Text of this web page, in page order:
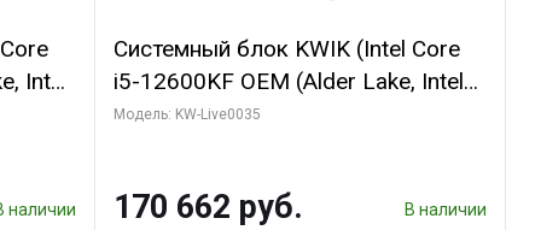
Intel
наличии
Системный блок KWIK (Intel Core
i5-12600KF OEM (Alder Lake, Intel
7, C10 4EC/6PC// 64 ГБ ОЗУ/ Ninja
SSD)
Модель: KW-Live0035
170 662 руб. В наличии